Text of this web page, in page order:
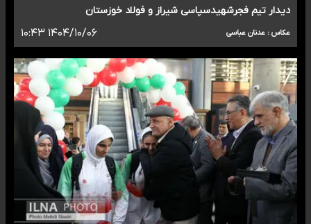
دیدار تیم فجرشهیدسپاسی شیراز و فولاد خوزستان
عکاس : عدنان عباسی ۱۴۰۴/۱۰/۰۶ ۱۰:۴۳